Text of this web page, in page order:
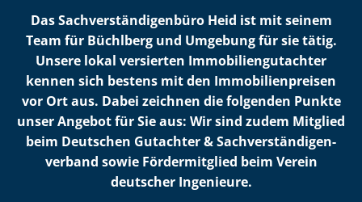
Das Sach­ver­stän­di­gen­bü­ro Heid ist mit seinem
Team für Büchlberg und Umgebung für sie tätig.
Unsere lokal versierten Im­mo­bi­li­en­gut­ach­ter
kennen sich bestens mit den Im­mo­bi­li­en­prei­sen
vor Ort aus. Dabei zeichnen die folgenden Punkte
unser Angebot für Sie aus: Wir sind zudem Mitglied
beim Deutschen Gutachter & Sach­ver­stän­di­gen­
ver­band sowie Fördermitglied beim Verein
deutscher Ingenieure.